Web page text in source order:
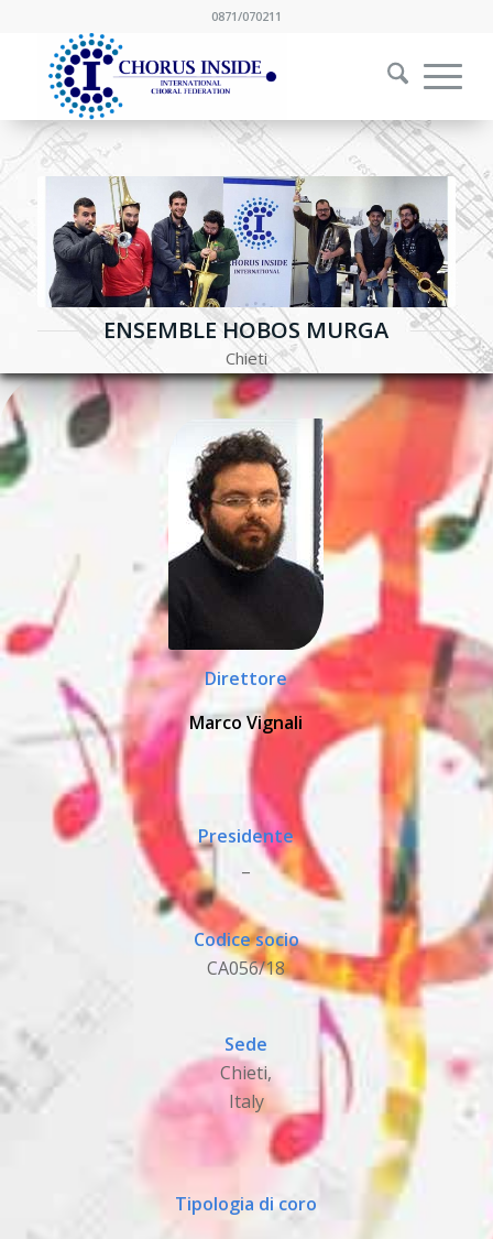
0871/070211
ENSEMBLE HOBOS MURGA
Chieti
Direttore
Marco Vignali
Presidente
Codice socio
CA056/18
Sede
Chieti,
Italy
Tipologia di coro